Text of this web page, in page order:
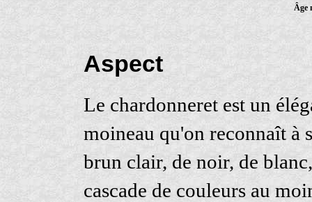
Âge
Aspect
Le chardonneret est un
moineau qu'on reconnaît à
brun clair, de noir, de
cascade de couleurs au